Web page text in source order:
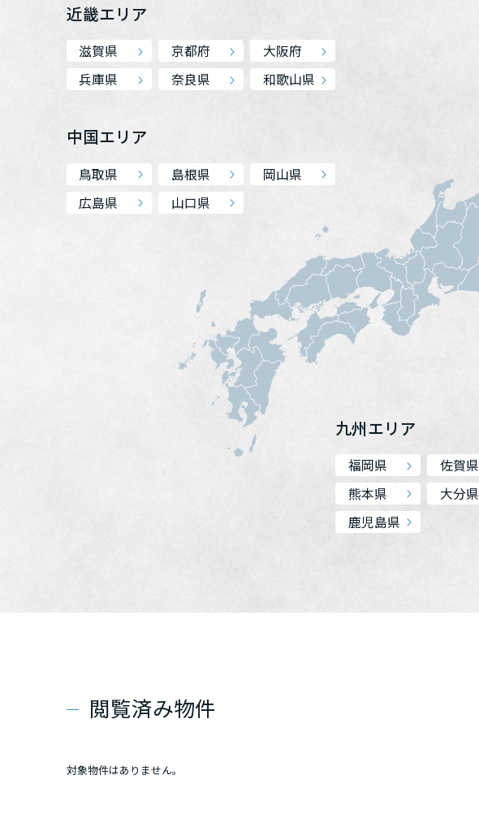
近畿エリア
滋賀県 京都府
大阪府
兵庫県
奈良県 和歌山県
中国エリア
鳥取県 島根県
岡山県
広島県
山口県
九州エリア
福岡県 佐賀県
熊本県
大分県
鹿児島県
閲覧済み物件
対象物件はありません。